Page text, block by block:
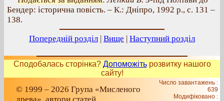
Бендер: історична повість. – К.: Дніпро, 1992 р., с. 131 –
138.
Попередній розділ | Вище | Наступний розділ
Сподобалась сторінка? Допоможітьрозвитку нашого
сайту!
© 1999 – 2026 Група «Мисленого
Число завантажень :
639
Модифіковано :